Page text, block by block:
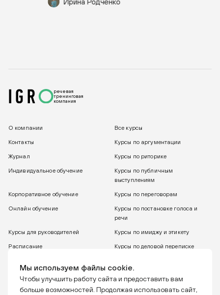
Мы используем файлы cookie.
Чтобы улучшить работу сайта и предоставить вам
больше возможностей. Продолжая использовать сайт,
речевая
тренинговая
компания
О компании Все курсы
Контакты Курсы по аргументации
Журнал Курсы по риторике
Индивидуальное обучение
Курсы по публичным
выступлениям
Корпоративное обучение Курсы по переговорам
Онлайн обучение
Курсы по постановке голоса и
речи
Курсы для руководителей Курсы по имиджу и этикету
Расписание Курсы по деловой переписке